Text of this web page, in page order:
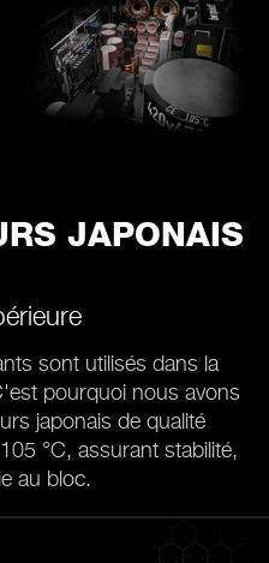
JAPONAIS
sont utilisés dans la
pourquoi nous avons
japonais de qualité
°C, assurant stabilité,
au bloc.